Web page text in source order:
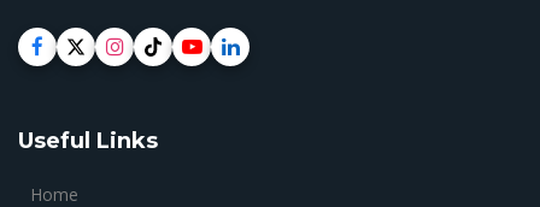
Useful Links
Home